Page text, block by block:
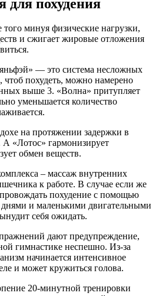
для похудения
минуя физические нагрузки,
и сжигает жировые отложения
— это система несложных
похудеть, можно намерено
выше 3. «Волна» притупляет
уменьшается количество
на протяжении задержки в
«Лотос» гармонизирует
обмен веществ.
– массаж внутренних
к работе. В случае если же
похудение с помощью
и маленькими двигательными
себя ожидать.
дают предупреждение,
гимнастике неспешно. Из-за
начинается интенсивное
и может кружиться голова.
20-минутной тренировки